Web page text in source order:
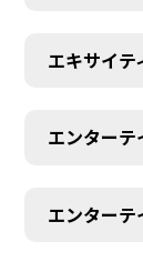
エキサイテ
エンター
エンター